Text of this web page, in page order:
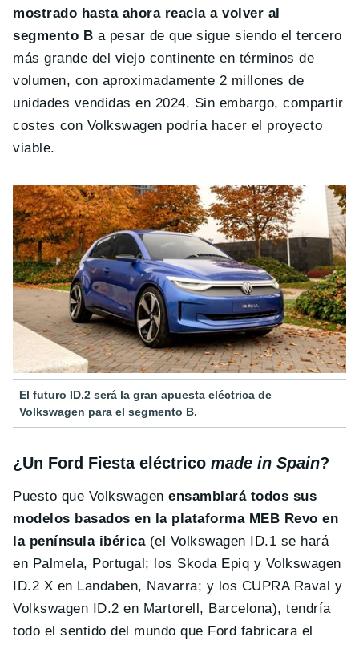
mostrado hasta ahora reacia a volver al
segmento B a pesar de que sigue siendo el tercero
más grande del viejo continente en términos de
volumen, con aproximadamente 2 millones de
unidades vendidas en 2024. Sin embargo, compartir
costes con Volkswagen podría hacer el proyecto
viable.
El futuro ID.2 será la gran apuesta eléctrica de
Volkswagen para el segmento B.
¿Un Ford Fiesta eléctrico made in Spain?
Puesto que Volkswagenensamblará todos sus
modelos basados en la plataforma MEB Revo en
la península ibérica(el Volkswagen ID.1 se hará
en Palmela, Portugal; los Skoda Epiq y Volkswagen
ID.2 X en Landaben, Navarra; y los CUPRA Raval y
Volkswagen ID.2 en Martorell, Barcelona), tendría
todo el sentido del mundo que Ford fabricara el